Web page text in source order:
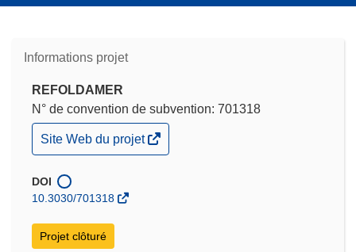
Informations projet
REFOLDAMER
N° de convention de subvention: 701318
(s’ouvre
dans
nouvelle
fenêtre)
Site Web du projet
DOI
10.3030/701318
Projet clôturé